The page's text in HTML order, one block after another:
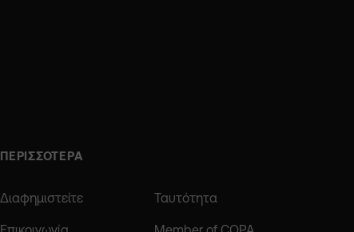
ΠΕΡΙΣΣΟΤΕΡΑ
Διαφημιστείτε Ταυτότητα